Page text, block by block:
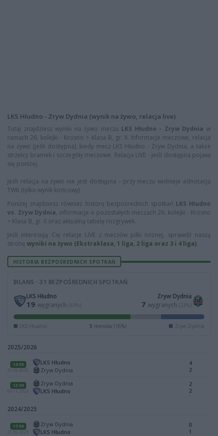
LKS Hłudno - Zryw Dydnia (wynik na żywo, relacja live)
Tutaj znajdziesz wyniki na żywo meczu LKS Hłudno - Zryw Dydnia w
ramach 26. kolejki - Krosno > Klasa B, gr. II. Informacje meczowe, relacja
na żywo (jeśli dostępna), kiedy mecz LKS Hłudno - Zryw Dydnia, a także
strzelcy bramek i szczegóły meczowe. Relacja LIVE - jeśli dostępna pojawi
się poniżej.
Jeśli relacja na żywo nie jest dostępna - przy meczu widnieje adnotacja
TWK (tylko wynik końcowy)
Poniżej znajdziesz również historę bezpośrednich spotkań LKS Hłudno
vs. Zryw Dydnia, informacje o pozostałych meczach 26. kolejki - Krosno
> Klasa B, gr. II oraz aktualną tabelę rozgrywek.
Jeśli interesują Cię relacje LIVE z meczów piłki nożnej, sprawdź naszą
stronę wyniki na żywo (Ekstraklasa, 1 liga, 2 liga oraz 3 i 4 liga).
HISTORIA BEZPOŚREDNICH SPOTKAŃ
BILANS · 31 BEZPOŚREDNICH SPOTKAŃ
LKS Hłudno
19 wygranych (61%)
Zryw Dydnia
7 wygranych (23%)
LKS Hłudno 5 remisów (16%) Zryw Dydnia
2025/2026
14:00
21.06.2026
LKS Hłudno
Zryw Dydnia
4
2
12:00
09.11.2025
Zryw Dydnia
LKS Hłudno
2
2
2024/2025
17:00
21.06.2025
Zryw Dydnia
LKS Hłudno
0
1